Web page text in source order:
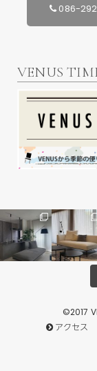
086-
VENUS
©2017
アクセス